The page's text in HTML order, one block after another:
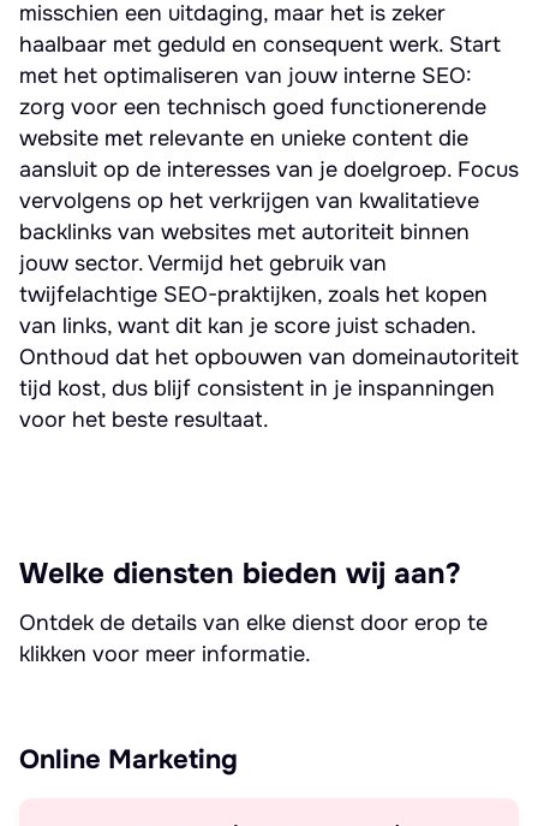
misschien een uitdaging, maar het is zeker
haalbaar met geduld en consequent werk. Start
met het optimaliseren van jouw interne SEO:
zorg voor een technisch goed functionerende
website met relevante en unieke content die
aansluit op de interesses van je doelgroep. Focus
vervolgens op het verkrijgen van kwalitatieve
backlinks van websites met autoriteit binnen
jouw sector. Vermijd het gebruik van
twijfelachtige SEO-praktijken, zoals het kopen
van links, want dit kan je score juist schaden.
Onthoud dat het opbouwen van domeinautoriteit
tijd kost, dus blijf consistent in je inspanningen
voor het beste resultaat.
Welke diensten bieden wij aan?
Ontdek de details van elke dienst door erop te
klikken voor meer informatie.
Online Marketing